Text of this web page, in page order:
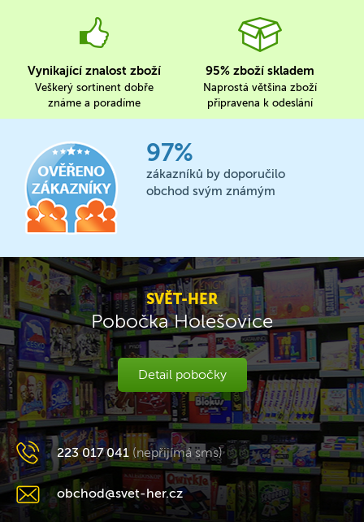
Vynikající znalost zboží
Veškerý sortinent dobře
známe a poradíme
95% zboží skladem
Naprostá většina zboží
připravena k odeslání
97%
zákazníků by doporučilo
obchod svým známým
SVĚT-HER
Pobočka Holešovice
Detail pobočky
223 017 041 (nepřijímá sms)
obchod@svet-her.cz